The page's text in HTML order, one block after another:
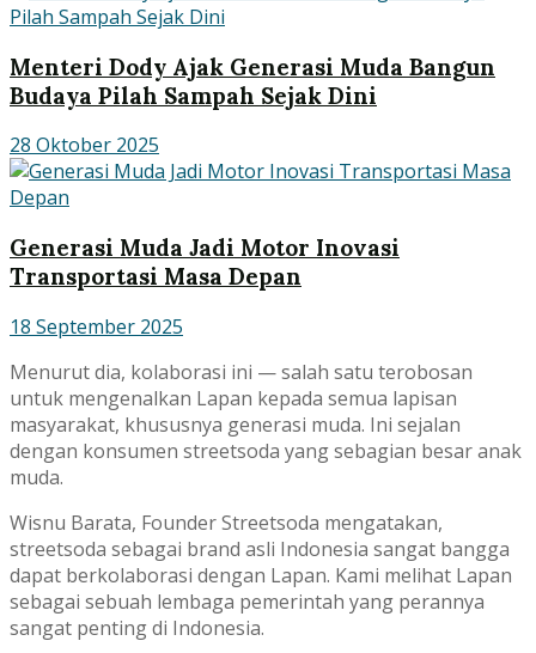
Menteri Dody Ajak Generasi Muda Bangun
Budaya Pilah Sampah Sejak Dini
28 Oktober 2025
Generasi Muda Jadi Motor Inovasi
Transportasi Masa Depan
18 September 2025
Menurut dia, kolaborasi ini — salah satu terobosan
untuk mengenalkan Lapan kepada semua lapisan
masyarakat, khususnya generasi muda. Ini sejalan
dengan konsumen streetsoda yang sebagian besar anak
muda.
Wisnu Barata, Founder Streetsoda mengatakan,
streetsoda sebagai brand asli Indonesia sangat bangga
dapat berkolaborasi dengan Lapan. Kami melihat Lapan
sebagai sebuah lembaga pemerintah yang perannya
sangat penting di Indonesia.